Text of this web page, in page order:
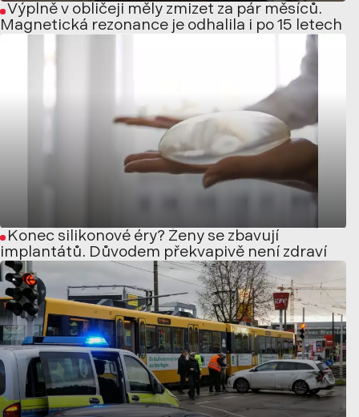
Výplně v obličeji měly zmizet za pár měsíců.
Magnetická rezonance je odhalila i po 15 letech
Konec silikonové éry? Ženy se zbavují
implantátů. Důvodem překvapivě není zdraví